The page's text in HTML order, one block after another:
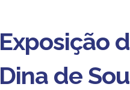
Exposição
Dina de